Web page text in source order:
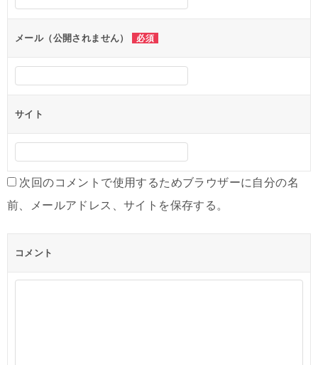
ョ
ンメール（公開されません） 必須
サイト
次回のコメントで使用するためブラウザーに自分の名
前、メールアドレス、サイトを保存する。
コメント